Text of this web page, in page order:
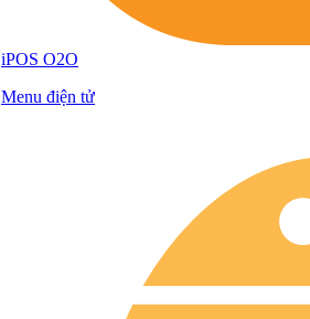
iPOS O2O
Menu điện tử